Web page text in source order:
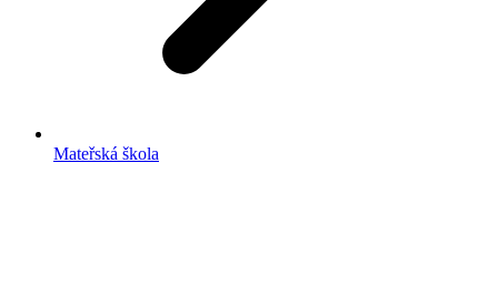
Mateřská škola